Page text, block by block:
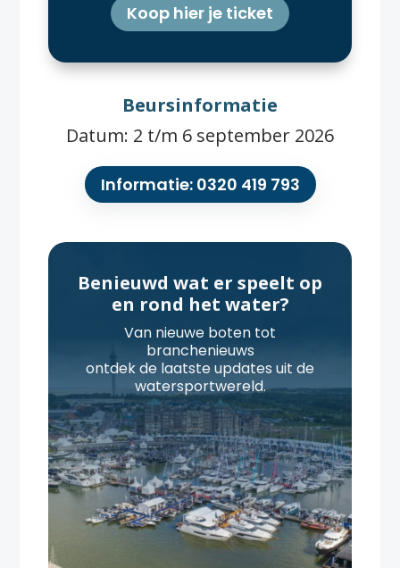
Koop hier je ticket
Beursinformatie
Datum: 2 t/m 6 september 2026
Informatie: 0320 419 793
Benieuwd wat er speelt op
en rond het water?
Van nieuwe boten tot
branchenieuws
ontdek de laatste updates uit de
watersportwereld.